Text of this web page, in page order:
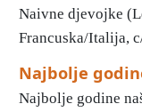
Naivne djevojke
Francuska/Italija,
Najbolje
Najbolje godine